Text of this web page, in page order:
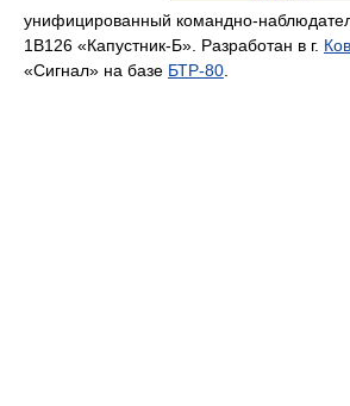
унифицированный командно-
1В126 «Капустник-Б». Разработан в г.
«Сигнал» на базе БТР-80